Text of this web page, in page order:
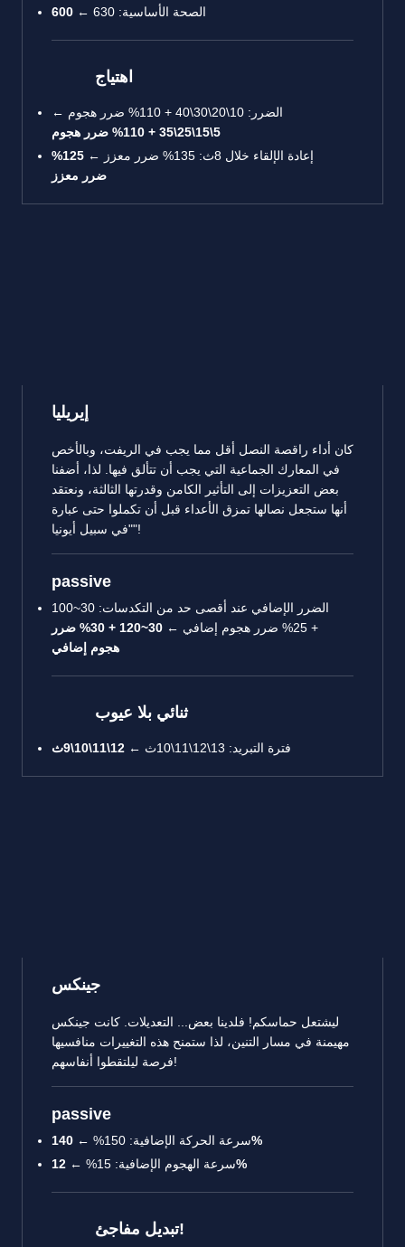
الصحة الأساسية: 630 ←
اهتياج
الضرر: 10\20\30\40 + 110% ضرر هجوم ←
5\15\25\35 + 110% ضرر هجوم
إعادة الإلقاء خلال 8ث: 135% ضرر معزز ←
125%
ضرر معزز
إيريليا
كان أداء راقصة النصل أقل مما يجب في الريفت، وبالأخص
في المعارك الجماعية التي يجب أن تتألق فيها. لذا، أضفنا
بعض التعزيزات إلى التأثير الكامن وقدرتها الثالثة، ونعتقد
أنها ستجعل نصالها تمزق الأعداء قبل أن تكملوا حتى عبارة
"في سبيل أيونيا"!
passive
الضرر الإضافي عند أقصى حد من التكدسات: 30~100
+ 25% ضرر هجوم إضافي ←
30~120 + 30% ضرر
هجوم إضافي
ثنائي بلا عيوب
فترة التبريد: 13\12\11\10ث ←
جينكس
ليشتعل حماسكم! فلدينا بعض... التعديلات. كانت جينكس
مهيمنة في مسار التنين، لذا ستمنح هذه التغييرات منافسيها
فرصة ليلتقطوا أنفاسهم!
passive
سرعة الحركة الإضافية: 150% ←140%
سرعة الهجوم الإضافية: 15% ←12%
تبديل مفاجئ!